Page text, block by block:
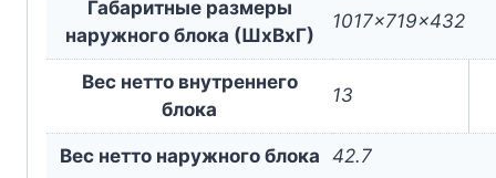
Габаритные размеры
наружного блока (ШxВxГ)
1017x719x432
Вес нетто внутреннего
блока
13
Вес нетто наружного блока 42.7